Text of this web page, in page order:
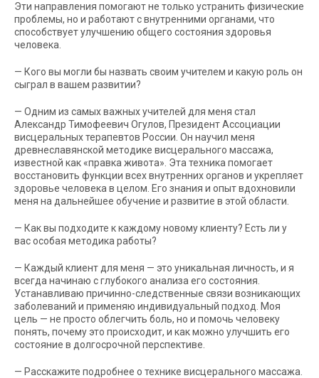
Эти направления помогают не только устранить физические
проблемы, но и работают с внутренними органами, что
способствует улучшению общего состояния здоровья
человека.
— Кого вы могли бы назвать своим учителем и какую роль он
сыграл в вашем развитии?
— Одним из самых важных учителей для меня стал
Александр Тимофеевич Огулов, Президент Ассоциации
висцеральных терапевтов России. Он научил меня
древнеславянской методике висцерального массажа,
известной как «правка живота». Эта техника помогает
восстановить функции всех внутренних органов и укрепляет
здоровье человека в целом. Его знания и опыт вдохновили
меня на дальнейшее обучение и развитие в этой области.
— Как вы подходите к каждому новому клиенту? Есть ли у
вас особая методика работы?
— Каждый клиент для меня — это уникальная личность, и я
всегда начинаю с глубокого анализа его состояния.
Устанавливаю причинно-следственные связи возникающих
заболеваний и применяю индивидуальный подход. Моя
цель — не просто облегчить боль, но и помочь человеку
понять, почему это происходит, и как можно улучшить его
состояние в долгосрочной перспективе.
— Расскажите подробнее о технике висцерального массажа.